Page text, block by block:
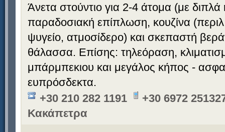
Άνετα στούντιο για 2-4 άτομα (με
παραδοσιακή επίπλωση, κουζίνα
ψυγείο, ατμοσίδερο) και σκεπαστή
θάλασσα. Επίσης: τηλεόραση,
μπάρμπεκιου και μεγάλος κήπος -
ευπρόσδεκτα.
+30 210 282 1191
+30 6972
Κακάπετρα